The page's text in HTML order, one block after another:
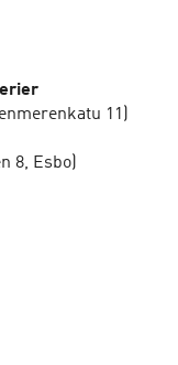
11)
8, Esbo)